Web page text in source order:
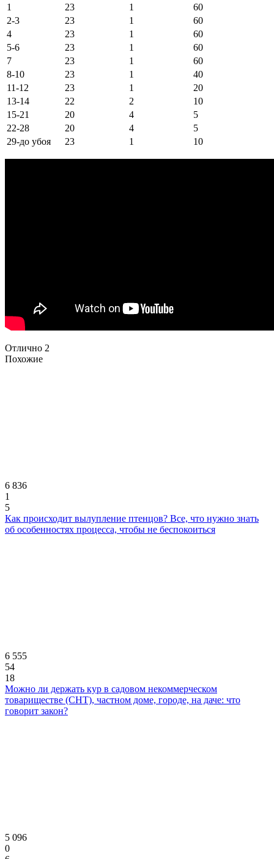
1
23 1
60
2-3
23 1
60
4
23 1
60
5-6
23 1
60
7
23 1
60
8-10
23 1
40
11-12
23 1
20
13-14
22 2
10
15-21
20 4
5
22-28
20 4
5
29-до убоя
23 1 10
Отлично 2
Похожие
6 836
1
5
Как происходит вылупление птенцов? Все, что нужно знать
об особенностях процесса, чтобы не беспокоиться
6 555
54
18
Можно ли держать кур в садовом некоммерческом
товариществе (СНТ), частном доме, городе, на даче: что
говорит закон?
5 096
0